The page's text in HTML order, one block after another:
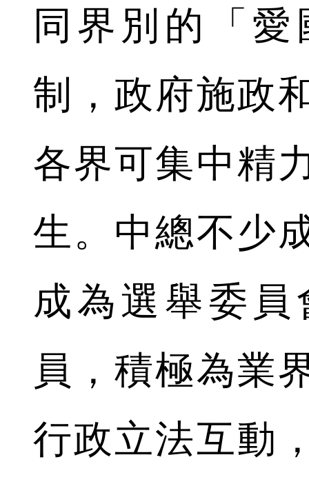
同界別的「
制，政府施政
各界可集中精
生。中總不少
成為選舉委
員，積極為業
行政立法互動